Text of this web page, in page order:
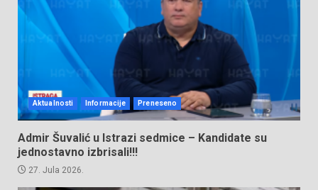
Aktualnosti Informacije Preneseno
Admir Šuvalić u Istrazi sedmice – Kandidate su
jednostavno izbrisali!!!
27. Jula 2026.